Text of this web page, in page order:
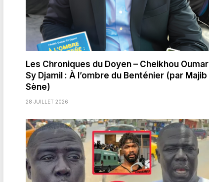
Les Chroniques du Doyen – Cheikhou Oumar
Sy Djamil : À l’ombre du Benténier (par Majib
Sène)
28 JUILLET 2026